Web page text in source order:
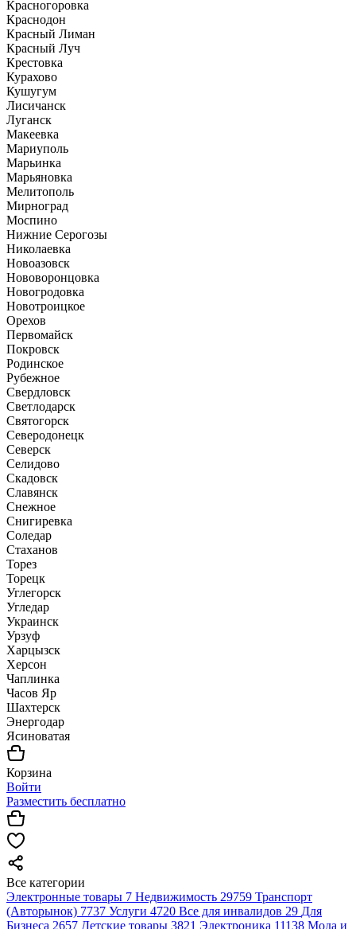
Красногоровка
Краснодон
Красный Лиман
Красный Луч
Крестовка
Курахово
Кушугум
Лисичанск
Луганск
Макеевка
Мариуполь
Марьинка
Марьяновка
Мелитополь
Мирноград
Моспино
Нижние Серогозы
Николаевка
Новоазовск
Нововоронцовка
Новогродовка
Новотроицкое
Орехов
Первомайск
Покровск
Родинское
Рубежное
Свердловск
Светлодарск
Святогорск
Северодонецк
Северск
Селидово
Скадовск
Славянск
Снежное
Снигиревка
Соледар
Стаханов
Торез
Торецк
Углегорск
Угледар
Украинск
Урзуф
Харцызск
Херсон
Чаплинка
Часов Яр
Шахтерск
Энергодар
Ясиноватая
Корзина
Войти
Разместить бесплатно
Все категории
Электронные товары 7 Недвижимость 29759 Транспорт
(Авторынок) 7737 Услуги 4720 Все для инвалидов 29 Для
Бизнеса 2657 Детские товары 3821 Электроника 11138 Мода и